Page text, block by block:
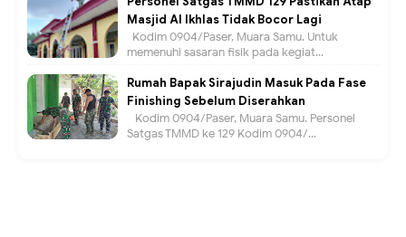
Masjid Al Ikhlas Tidak Bocor Lagi
Kodim 0904/Paser, Muara Samu. Untuk
memenuhi sasaran fisik pada kegiat...
Rumah Bapak Sirajudin Masuk Pada Fase
Finishing Sebelum Diserahkan
Kodim 0904/Paser, Muara Samu. Personel
Satgas TMMD ke 129 Kodim 0904/...